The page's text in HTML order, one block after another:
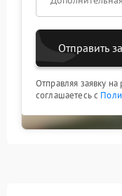
обращение к
Отправить
Отправляя заявку
соглашаетесь с